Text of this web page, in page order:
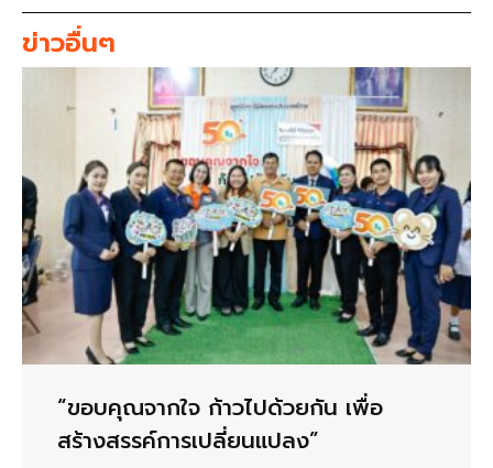
ข่าวอื่นๆ
“ขอบคุณจากใจ ก้าวไปด้วยกัน เพื่อ
สร้างสรรค์การเปลี่ยนแปลง”